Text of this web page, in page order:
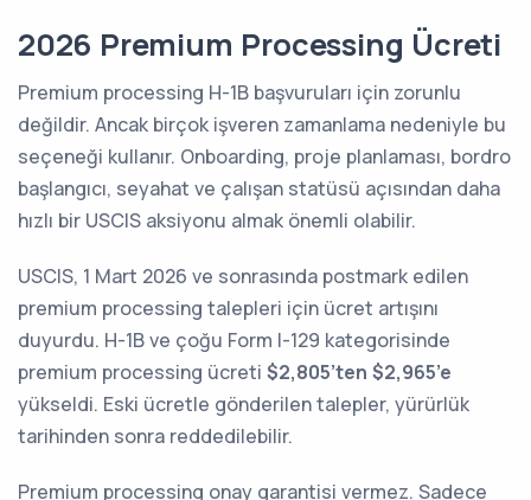
2026 Premium Processing Ücreti
Premium processing H-1B başvuruları için zorunlu
değildir. Ancak birçok işveren zamanlama nedeniyle bu
seçeneği kullanır. Onboarding, proje planlaması, bordro
başlangıcı, seyahat ve çalışan statüsü açısından daha
hızlı bir USCIS aksiyonu almak önemli olabilir.
USCIS, 1 Mart 2026 ve sonrasında postmark edilen
premium processing talepleri için ücret artışını
duyurdu. H-1B ve çoğu Form I-129 kategorisinde
premium processing ücreti $2,805’ten $2,965’e
yükseldi. Eski ücretle gönderilen talepler, yürürlük
tarihinden sonra reddedilebilir.
Premium processing onay garantisi vermez. Sadece